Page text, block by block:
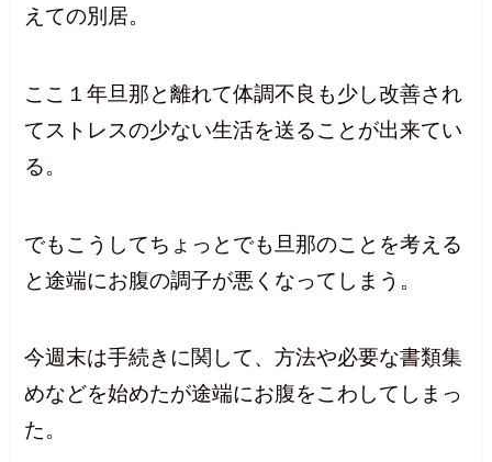
えての別居。
ここ１年旦那と離れて体調不良も少し改善され
てストレスの少ない生活を送ることが出来てい
る。
でもこうしてちょっとでも旦那のことを考える
と途端にお腹の調子が悪くなってしまう。
今週末は手続きに関して、方法や必要な書類集
めなどを始めたが途端にお腹をこわしてしまっ
た。